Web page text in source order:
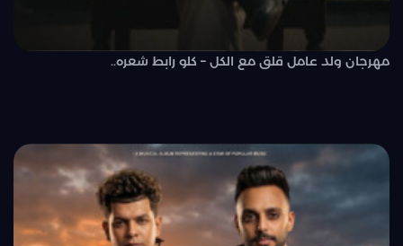
مهرجان ولد عامل قلق مع الكل – كلو رابط شعره..